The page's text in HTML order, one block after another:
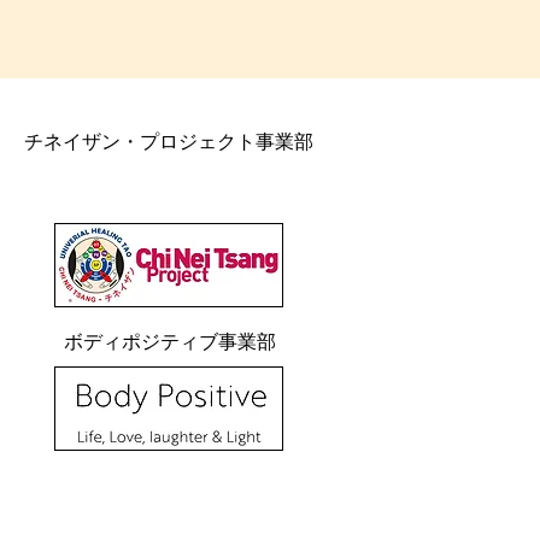
チネイザン・プロジェクト事業部
ボディポジティブ事業部